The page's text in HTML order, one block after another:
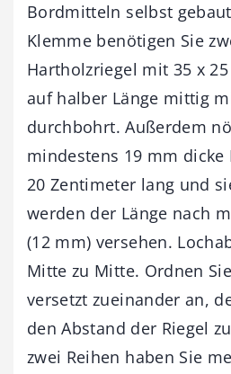
Bordmitteln selbst
Klemme benötigen Sie
Hartholzriegel mit 35 x
auf halber Länge mittig
durchbohrt. Außerdem
mindestens 19 mm
20 Zentimeter lang und
werden der Länge nach
(12 mm) versehen.
Mitte zu Mitte. Ordnen
versetzt zueinander an,
den Abstand der Riegel
zwei Reihen haben Sie